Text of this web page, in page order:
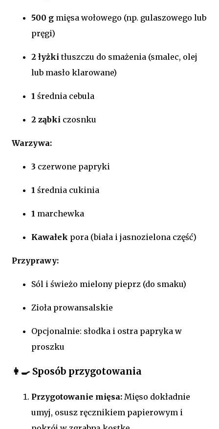
500 g mięsa wołowego (np. gulaszowego lub
pręgi)
2 łyżki tłuszczu do smażenia (smalec, olej
lub masło klarowane)
1 średnia cebula
2 ząbki czosnku
Warzywa:
3 czerwone papryki
1 średnia cukinia
1 marchewka
Kawałek pora (biała i jasnozielona część)
Przyprawy:
Sól i świeżo mielony pieprz (do smaku)
Zioła prowansalskie
Opcjonalnie: słodka i ostra papryka w
proszku
👩‍🍳 Sposób przygotowania
Przygotowanie mięsa: Mięso dokładnie
umyj, osusz ręcznikiem papierowym i